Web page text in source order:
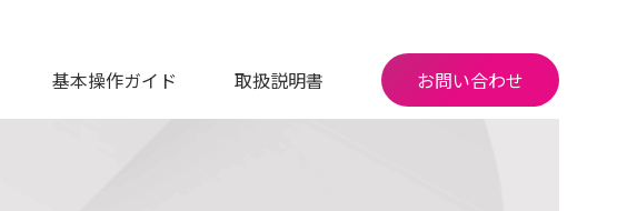
基本操作ガイド 取扱説明書 お問い合わせ